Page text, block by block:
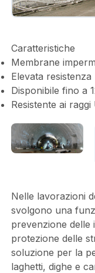
Caratteristiche
Membrane
Elevata resistenza
Disponibile fino a
Resistente ai raggi
Nelle lavorazioni
svolgono una
prevenzione delle
protezione delle
soluzione per la
laghetti, dighe e